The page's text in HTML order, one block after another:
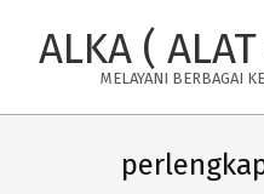
ALKA (
MELAYANI BERBAGAI